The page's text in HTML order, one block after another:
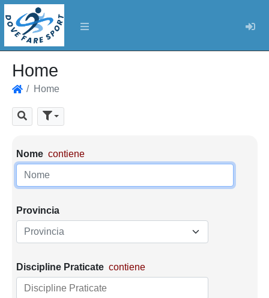
Home
Home
CercaParametri di ricerca
Nome contiene
Provincia
Provincia
Discipline Praticate contiene